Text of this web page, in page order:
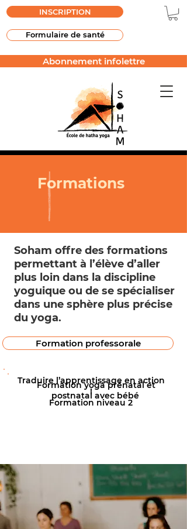
Abonnement infolettre
INSCRIPTION
Formulaire de santé
Formations
Soham offre des formations
permettant à l’élève d’aller
plus loin dans la discipline
yoguique ou de se spécialiser
dans une sphère plus précise
du yoga.
Formation professorale
Formation yoga prénatal et
postnatal avec bébé
Traduire l’apprentissage en action
!
Formation niveau 2